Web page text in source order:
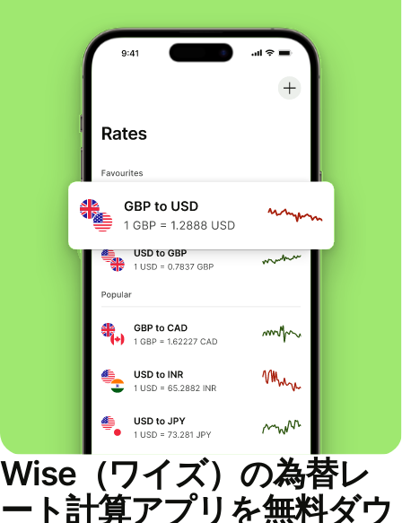
Wise（ワイズ）の為替レ
ート計算アプリを無料ダウ